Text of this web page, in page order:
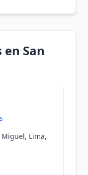
San
Lima,